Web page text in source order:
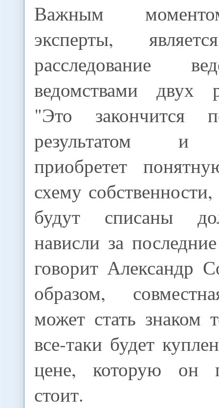
Важным
эксперты,
расследование
ведомствами двух
"Это закончится
результатом и
приобретет
схему
будут списаны
нависли за
говорит Александр
образом,
может стать знаком
все-таки будет
цене, которую он
стоит.